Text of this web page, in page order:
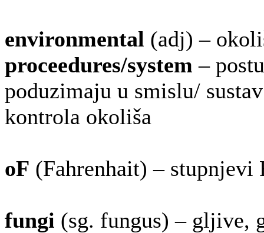
environmental (adj) –
proceedures/system –
poduzimaju u smislu/
kontrola okoliša
oF (Fahrenhait) – stupnjevi
fungi (sg. fungus) – gljive,